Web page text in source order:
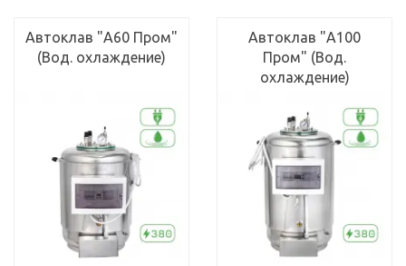
Автоклав "А60 Пром"
(Вод. охлаждение)
Автоклав "А100
Пром" (Вод.
охлаждение)